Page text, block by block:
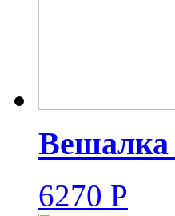
Вешалка
6270 Р